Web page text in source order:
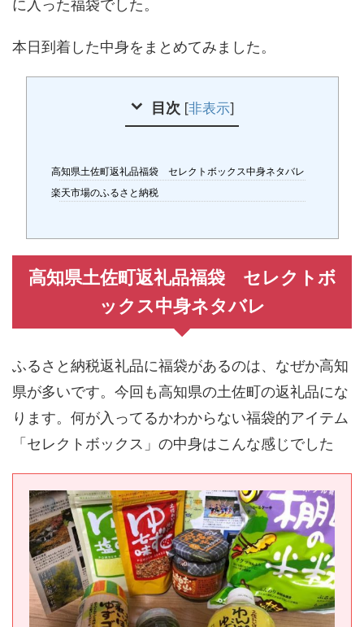
に入った福袋でした。
本日到着した中身をまとめてみました。
目次 [非表示]
高知県土佐町返礼品福袋 セレクトボックス中身ネタバレ
楽天市場のふるさと納税
高知県土佐町返礼品福袋 セレクトボ
ックス中身ネタバレ
ふるさと納税返礼品に福袋があるのは、なぜか高知
県が多いです。今回も高知県の土佐町の返礼品にな
ります。何が入ってるかわからない福袋的アイテム
「セレクトボックス」の中身はこんな感じでした